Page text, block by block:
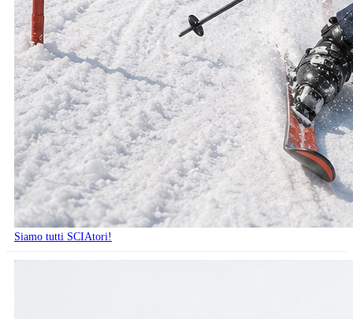
Siamo tutti SCIAtori!